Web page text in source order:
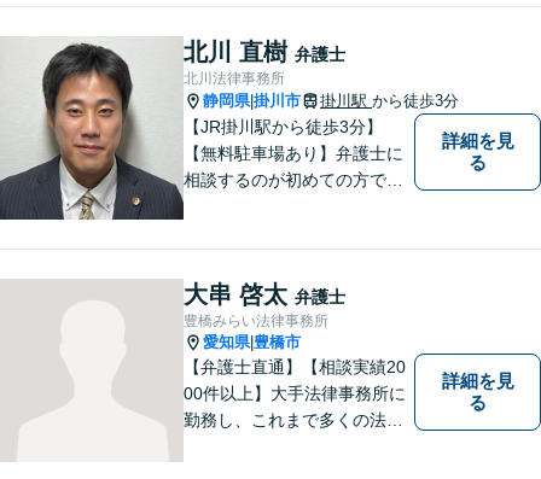
北川 直樹 弁護士
北川法律事務所
静岡県|掛川市 掛川駅 から徒歩3分
【JR掛川駅から徒歩3分】
【無料駐車場あり】弁護士に
相談するのが初めての方でも
には、可能な限り早く解決に
至るよう迅速に対応いたしま
す。まずはお気軽にご相談く
ださい。
詳細を見
る
大串 啓太 弁護士
豊橋みらい法律事務所
愛知県| 豊橋市
【弁護士直通】【相談実績20
00件以上】大手法律事務所に
勤務し、これまで多くの法律
詳細を見
る